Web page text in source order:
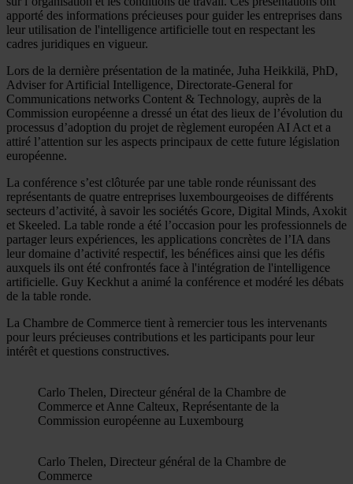
apporté des informations précieuses pour guider les entreprises dans
leur utilisation de l'intelligence artificielle tout en respectant les
cadres juridiques en vigueur.
Lors de la dernière présentation de la matinée, Juha Heikkilä, PhD,
Adviser for Artificial Intelligence, Directorate-General for
Communications networks Content & Technology, auprès de la
Commission européenne a dressé un état des lieux de l’évolution du
processus d’adoption du projet de règlement européen AI Act et a
attiré l’attention sur les aspects principaux de cette future législation
européenne.
La conférence s’est clôturée par une table ronde réunissant des
représentants de quatre entreprises luxembourgeoises de différents
secteurs d’activité, à savoir les sociétés Gcore, Digital Minds, Axokit
et Skeeled. La table ronde a été l’occasion pour les professionnels de
partager leurs expériences, les applications concrètes de l’IA dans
leur domaine d’activité respectif, les bénéfices ainsi que les défis
auxquels ils ont été confrontés face à l'intégration de l'intelligence
artificielle. Guy Keckhut a animé la conférence et modéré les débats
de la table ronde.
La Chambre de Commerce tient à remercier tous les intervenants
pour leurs précieuses contributions et les participants pour leur
intérêt et questions constructives.
Carlo Thelen, Directeur général de la Chambre de
Commerce et Anne Calteux, Représentante de la
Commission européenne au Luxembourg
Carlo Thelen, Directeur général de la Chambre de
Commerce